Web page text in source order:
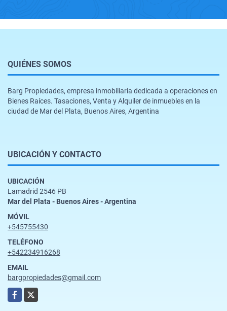
QUIÉNES SOMOS
Barg Propiedades, empresa inmobiliaria dedicada a operaciones en
Bienes Raíces. Tasaciones, Venta y Alquiler de inmuebles en la
ciudad de Mar del Plata, Buenos Aires, Argentina
UBICACIÓN Y CONTACTO
UBICACIÓN
Lamadrid 2546 PB
Mar del Plata - Buenos Aires - Argentina
MÓVIL
+545755430
TELÉFONO
+542234916268
EMAIL
bargpropiedades@gmail.com
Facebook
X